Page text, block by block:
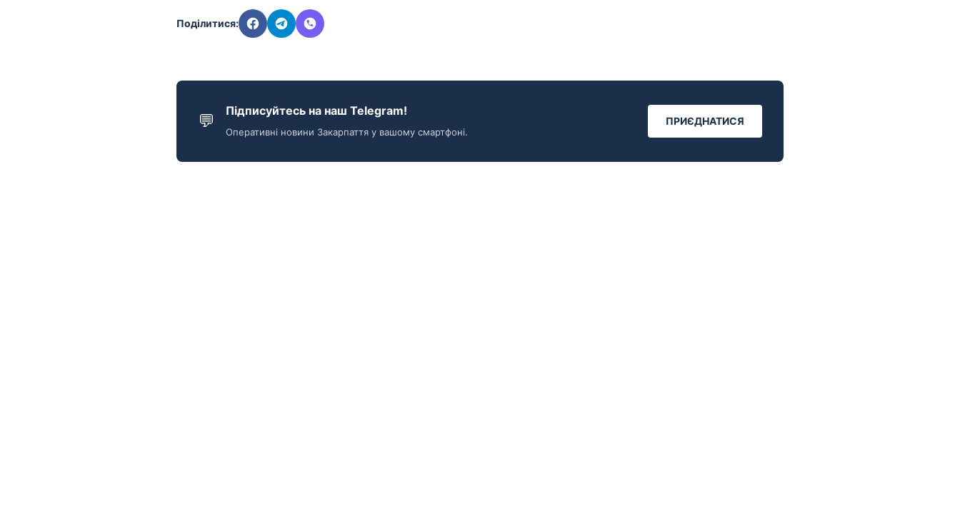
Поділитися:
💬 Підписуйтесь на наш Telegram!
Оперативні новини Закарпаття у вашому смартфоні.
ПРИЄДНАТИСЯ